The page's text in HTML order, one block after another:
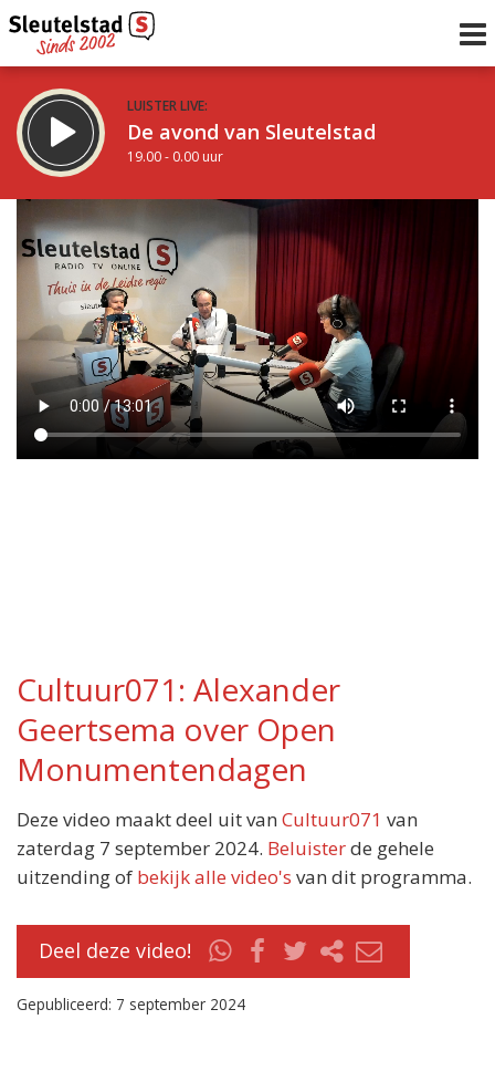
LUISTER LIVE:
De avond van Sleutelstad
19.00 - 0.00 uur
De nacht van Sleutelstad
0.00 - 6.00 uur
Vorig uur
Volgend uur
Inklappen
Cultuur071: Alexander
Geertsema over Open
Monumentendagen
Deze video maakt deel uit van Cultuur071 van
zaterdag 7 september 2024. Beluisterde gehele
uitzending of bekijk alle video's van dit programma.
Deel deze video!
Gepubliceerd: 7 september 2024